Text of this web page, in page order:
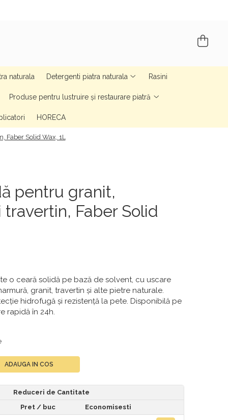
naturala Detergenti piatra naturala Rasini
Produse pentru lustruire și restaurare piatră
HORECA
Faber Solid Wax, 1L
pentru granit,
travertin, Faber Solid
o ceară solidă pe bază de solvent, cu uscare
granit, travertin și alte pietre naturale.
hidrofugă și rezistență la pete. Disponibilă pe
rapidă în 24h.
ADAUGA IN COS
Reduceri de Cantitate
Pret / buc Economisesti